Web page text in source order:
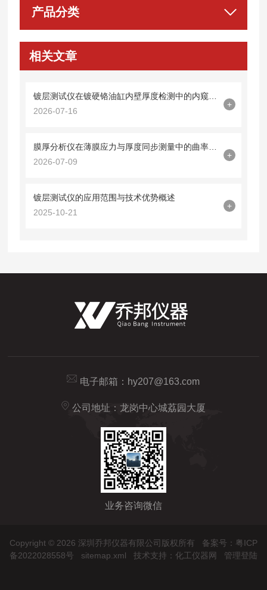
产品分类
相关文章
2026-07-16
+
2026-07-09
+
镀层测试仪的应用范围与技术优势概述
2025-10-21
+
电子邮箱： hy207@163.com
公司地址：龙岗中心城荔园大厦
业务咨询微信
Copyright © 2026 深圳乔邦仪器有限公司版权所有 备案号：粤ICP
备2022028558号
sitemap.xml 技术支持： 化工仪器网 管理登陆